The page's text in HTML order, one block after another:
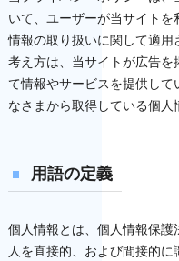
いて、ユーザーが当サイト
情報の取り扱いに関して適
考え方は、当サイトが広告
て情報やサービスを提供し
なさまから取得している個人
用語の定義
個人情報とは、個人情報保
人を直接的、および間接的